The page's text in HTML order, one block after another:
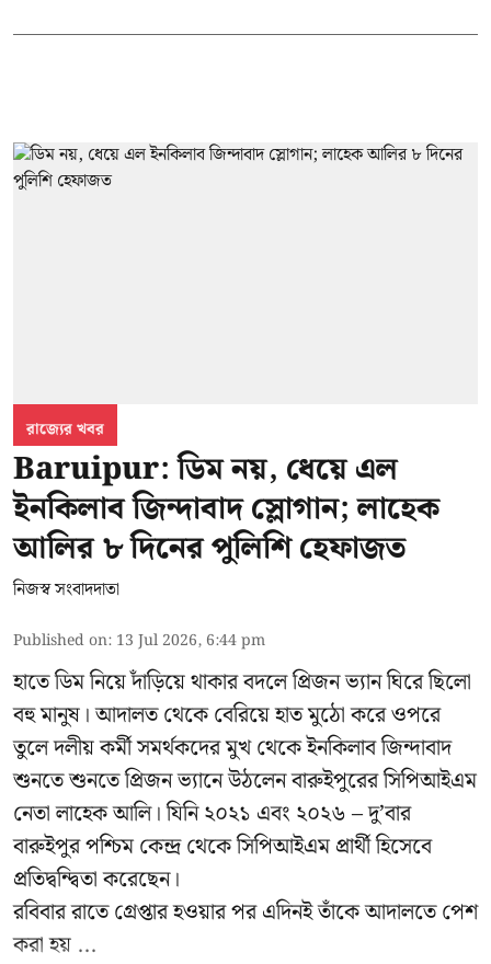
রাজ্যের খবর
Baruipur: ডিম নয়, ধেয়ে এল
ইনকিলাব জিন্দাবাদ স্লোগান; লাহেক
আলির ৮ দিনের পুলিশি হেফাজত
নিজস্ব সংবাদদাতা
Published on: 13 Jul 2026, 6:44 pm
হাতে ডিম নিয়ে দাঁড়িয়ে থাকার বদলে প্রিজন ভ্যান ঘিরে ছিলো
বহু মানুষ। আদালত থেকে বেরিয়ে হাত মুঠো করে ওপরে
তুলে দলীয় কর্মী সমর্থকদের মুখ থেকে ইনকিলাব জিন্দাবাদ
শুনতে শুনতে প্রিজন ভ্যানে উঠলেন বারুইপুরের সিপিআইএম
নেতা লাহেক আলি। যিনি ২০২১ এবং ২০২৬ – দু’বার
বারুইপুর পশ্চিম কেন্দ্র থেকে সিপিআইএম প্রার্থী হিসেবে
প্রতিদ্বন্দ্বিতা করেছেন।
রবিবার রাতে গ্রেপ্তার হওয়ার পর এদিনই তাঁকে আদালতে পেশ
করা হয় ...